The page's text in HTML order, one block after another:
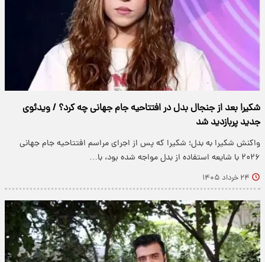
شکیرا بعد از جنجال بدل در افتتاحیه جام جهانی چه کرد؟ / ویدئوی
جدید پربازدید شد
واکنش شکیرا به بدل؛ شکیرا که پس از اجرای مراسم افتتاحیه جام جهانی
۲۰۲۶ با شایعه استفاده از بدل مواجه شده بود، با…
۲۴ خرداد ۱۴۰۵